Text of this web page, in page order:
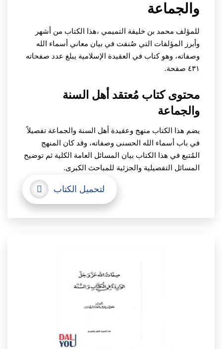
والجماعة
للمؤلف محمد بن خليفة التميمي ،هذا الكتاب من أشهر
وأبرز المؤلفات التي صُنفت في بيان معاني أسماء الله
وصفاته، وهو كتاب في العقيدة الإسلامية يبلغ عدد صفحاته
٤٣١ صفحة.
محتوى كتاب مُعتقد أهل السنة
والجماعة
يضم هذا الكتاب منهج وعقيدة أهل السنة والجماعة تفصيلاً
في باب أسماء الله الحسنى وصفاته، وقد كان المنهج
المُتبع في هذا الكتاب بيان المسائل العامة الكلية ثم توضيح
المسائل التفصيلية والجزئية للمباحث الكبرى.
لتحميل الكتاب